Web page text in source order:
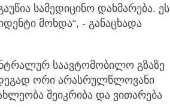
სამედიცინო დახმარება. ეს
მოხდა“, - განაცხადა
საავტომობილო გზაზე
ორი არასრულწლოვანი
შეიკრიბა და ვითარება